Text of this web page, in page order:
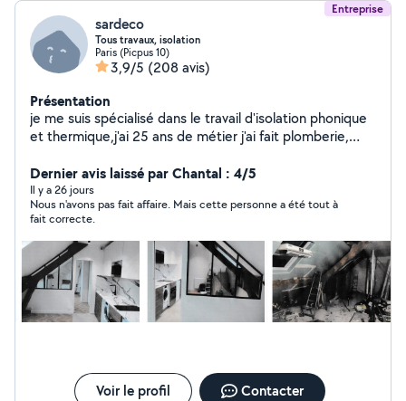
Entreprise
sardeco
Tous travaux, isolation
Paris (Picpus 10)
3,9/5 (208 avis)
Présentation
je me suis spécialisé dans le travail d'isolation phonique
et thermique,j'ai 25 ans de métier j'ai fait plomberie,
bain,peinture et faux plafonds je fais tout travaux
d'intérieur et ravalement mes travaux sont couvert par
une garantie décennale
Dernier avis laissé par Chantal : 4/5
Il y a 26 jours
Nous n'avons pas fait affaire. Mais cette personne a été tout à
fait correcte.
Voir le profil Contacter